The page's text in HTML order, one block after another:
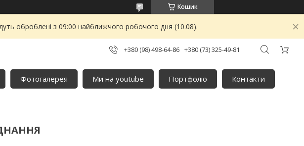
Кошик
оброблені з 09:00 найближчого робочого дня (10.08).
+380 (98) 498-64-86 +380 (73) 325-49-81
Фотогалерея Ми на youtube Портфоліо Контакти